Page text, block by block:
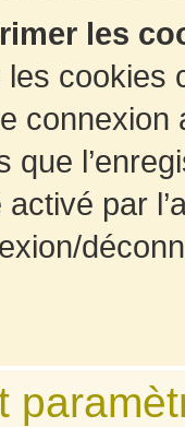
les
cookies
que
par